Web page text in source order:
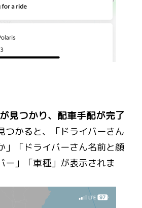
見つかり、配車手配が完了
つかると、「ドライバーさん
」「ドライバーさん名前と顔
ー」「車種」が表示されま